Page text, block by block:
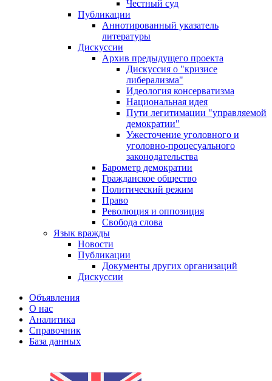
Честный суд
Публикации
Аннотированный указатель
литературы
Дискуссии
Архив предыдущего проекта
Дискуссия о "кризисе
либерализма"
Идеология консерватизма
Национальная идея
Пути легитимации "управляемой
демократии"
Ужесточение уголовного и
уголовно-процесуального
законодательства
Барометр демократии
Гражданское общество
Политический режим
Право
Революция и оппозиция
Свобода слова
Язык вражды
Новости
Публикации
Документы других организаций
Дискуссии
Объявления
О нас
Аналитика
Справочник
База данных